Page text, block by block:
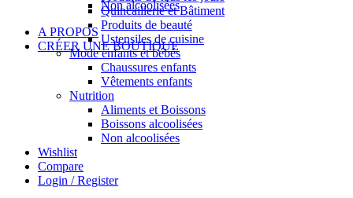
Non alcoolisées
A PROPOS
CRÉER UNE BOUTIQUE
Quincaillerie et Bâtiment
Produits de beauté
Ustensiles de cuisine
Mode enfants et bébés
Chaussures enfants
Vêtements enfants
Nutrition
Aliments et Boissons
Boissons alcoolisées
Non alcoolisées
Wishlist
Compare
Login / Register